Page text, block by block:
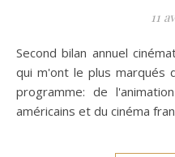
11
Second bilan annuel cinématographique, avec les 12 films
qui m'ont le plus marqués
programme: de
américains et du cinéma